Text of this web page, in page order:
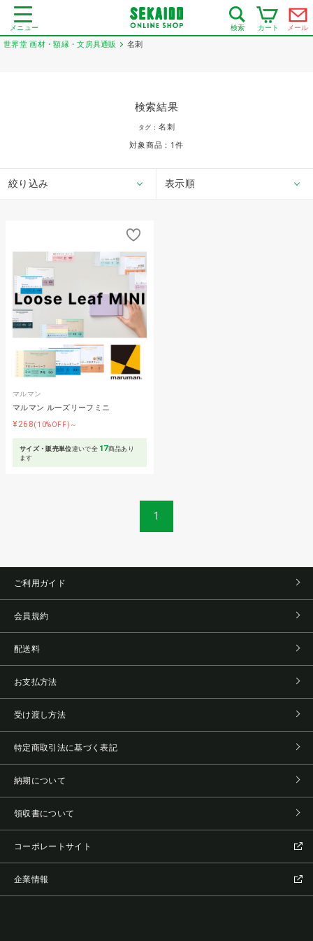
メニュー 検索 カート メール
世界堂 画材・額縁・文房具通販 名刺
検索結果
タグ： 名刺
対象商品： 1 件
絞り込み 表示順
マルマン
マルマン ルーズリーフミニ
¥268(10%OFF)～
サイズ・販売単位違いで全 17商品あり
ます
1
ご利用ガイド
会員規約
配送料
お支払方法
受け渡し方法
特定商取引法に基づく表記
納期について
領収書について
コーポレートサイト
企業情報